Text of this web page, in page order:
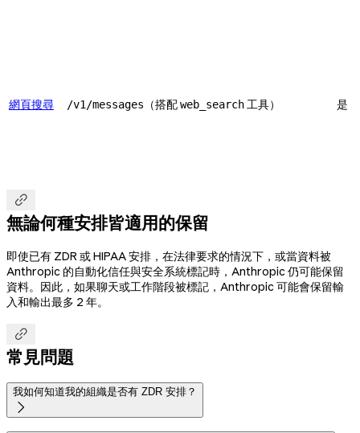
網頁搜尋 /v1/messages （搭配web_search工具） 是

無論何種安排皆適用的保留
即使已有 ZDR 或 HIPAA 安排，在法律要求的情況下，或當資料被
Anthropic 的自動化信任與安全系統標記時，Anthropic 仍可能保留
資料。因此，如果聊天或工作階段被標記，Anthropic 可能會保留輸
入和輸出最多 2 年。

常見問題
我如何知道我的組織是否有 ZDR 安排？
